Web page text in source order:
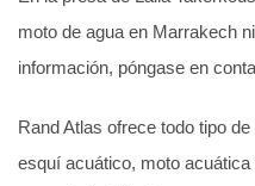
moto de agua en Marrakech
información, póngase en
Rand Atlas ofrece todo tipo
esquí acuático, moto